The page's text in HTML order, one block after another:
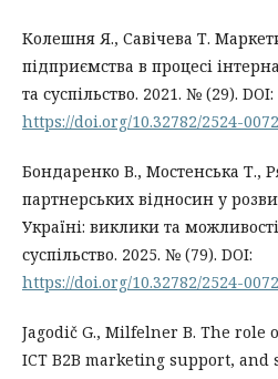
Колешня Я., Савічева Т.
підприємства в процесі
та суспільство. 2021. № (29). DOI:
https://doi.org/10.32782/2524-
Бондаренко В., Мостенська Т.,
партнерських відносин у
Україні: виклики та
суспільство. 2025. № (79). DOI:
https://doi.org/10.32782/2524-
Jagodič G., Milfelner B. The role
ICT B2B marketing support,